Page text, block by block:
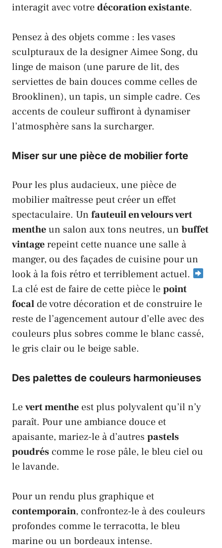
interagit avec votredécoration existante.
Pensez à des objets comme : les vases
sculpturaux de la designerAimee Song, du
linge de maison (une parure de lit, des
serviettes de bain douces comme celles de
Brooklinen), un tapis, un simple cadre. Ces
accents de couleur suffiront à dynamiser
l’atmosphère sans la surcharger.
Miser sur une pièce de mobilier forte
Pour les plus audacieux, une pièce de
mobilier maîtresse peut créer un effet
spectaculaire. Un fauteuil en velours vert
mentheun salon aux tons neutres, un buffet
vintagerepeint cette nuance une salle à
manger, ou des façades de cuisine pour un
look à la fois rétro et terriblement actuel.
La clé est de faire de cette pièce lepoint
focal de votre décoration et de construire le
reste de l’agencement autour d’elle avec des
couleurs plus sobres comme le blanc cassé,
le gris clair ou le beige sable.
Des palettes de couleurs harmonieuses
Levert menthe est plus polyvalent qu’il n’y
paraît. Pour une ambiance douce et
apaisante, mariez-le à d’autres pastels
poudrés comme le rose pâle, le bleu ciel ou
le lavande.
Pour un rendu plus graphique et
contemporain, confrontez-le à des couleurs
profondes comme le terracotta, le bleu
marine ou un bordeaux intense.